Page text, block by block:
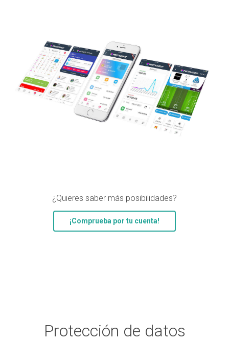
¿Quieres saber más posibilidades?
¡Comprueba por tu cuenta!
Protección de datos